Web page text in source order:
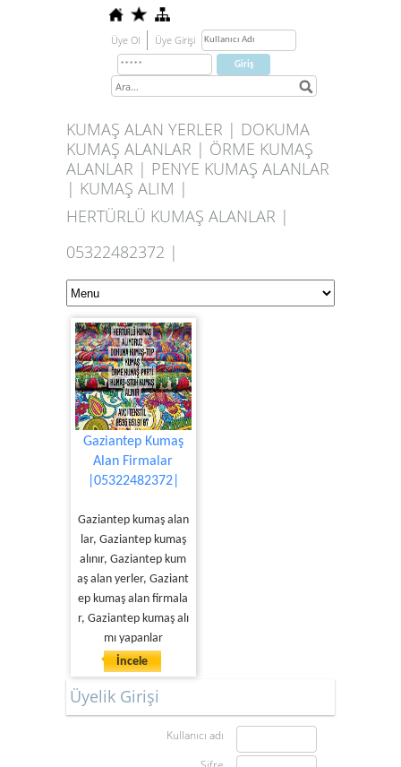
Üye Ol Üye Girişi
KUMAŞ ALAN YERLER | DOKUMA
KUMAŞ ALANLAR | ÖRME KUMAŞ
ALANLAR | PENYE KUMAŞ ALANLAR
| KUMAŞ ALIM |
HERTÜRLÜ KUMAŞ ALANLAR |
05322482372 |
Gaziantep Kumaş
Alan Firmalar
|05322482372|
Gaziantep kumaş alan
lar, Gaziantep kumaş
alınır, Gaziantep kum
aş alan yerler, Gaziant
ep kumaş alan firmala
r, Gaziantep kumaş alı
mı yapanlar
İncele
Üyelik Girişi
Kullanıcı adı